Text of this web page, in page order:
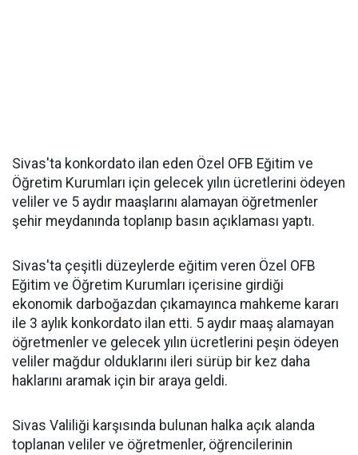
Sivas'ta konkordato ilan eden Özel OFB Eğitim ve
Öğretim Kurumları için gelecek yılın ücretlerini ödeyen
veliler ve 5 aydır maaşlarını alamayan öğretmenler
şehir meydanında toplanıp basın açıklaması yaptı.
Sivas'ta çeşitli düzeylerde eğitim veren Özel OFB
Eğitim ve Öğretim Kurumları içerisine girdiği
ekonomik darboğazdan çıkamayınca mahkeme kararı
ile 3 aylık konkordato ilan etti. 5 aydır maaş alamayan
öğretmenler ve gelecek yılın ücretlerini peşin ödeyen
veliler mağdur olduklarını ileri sürüp bir kez daha
haklarını aramak için bir araya geldi.
Sivas Valiliği karşısında bulunan halka açık alanda
toplanan veliler ve öğretmenler, öğrencilerinin